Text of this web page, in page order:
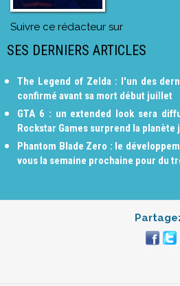
Suivre ce rédacteur sur
SES DERNIERS ARTICLES
The Legend of Zelda : l'un des
confirmé avant sa mort début juillet
GTA 6 : un extended look sera
Rockstar Games surprend la planète
Phantom Blade Zero : le
vous la semaine prochaine pour du